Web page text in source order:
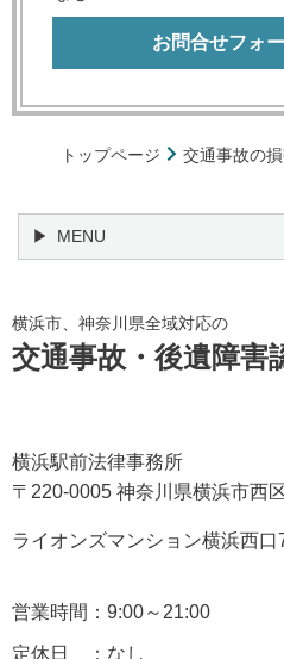
お問合せフォ
トップページ 交通事故の
MENU
横浜市、神奈川県全域対応の
交通事故・後遺障害
横浜駅前法律事務所
〒220-0005 神奈川県横浜市西
ライオンズマンション横浜西口
営業時間：9:00～21:00
定休日 ：なし